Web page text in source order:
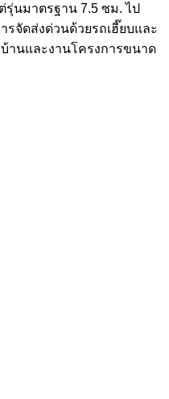
นมาตรฐาน 7.5 ซม. ไป
จัดส่งด่วนด้วยรถเฮี๊ยบและ
บ้านและงานโครงการขนาด